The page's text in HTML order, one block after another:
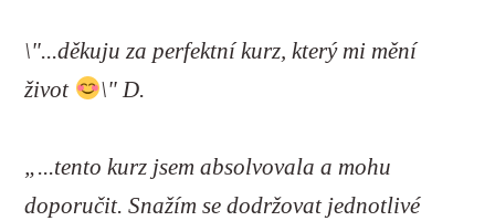
\"...děkuju za perfektní kurz, který mi mění
život
\" D.
„...tento kurz jsem absolvovala a mohu
doporučit. Snažím se dodržovat jednotlivé